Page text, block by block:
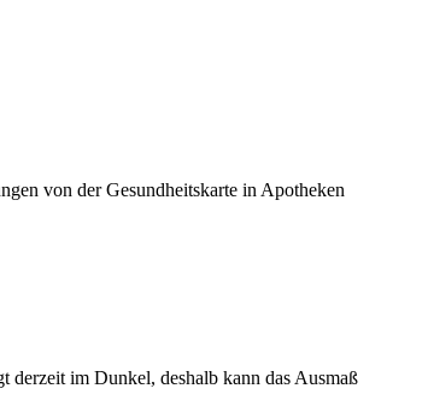
von der Gesundheitskarte in Apotheken
derzeit im Dunkel, deshalb kann das Ausmaß